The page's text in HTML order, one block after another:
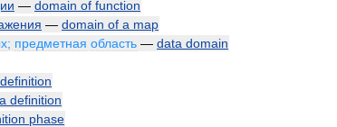
— domain of function
— domain of a map
; предметная область — data domain
definition
definition
phase